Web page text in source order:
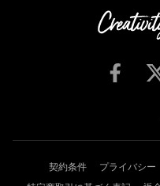
契約条件 プライバシー